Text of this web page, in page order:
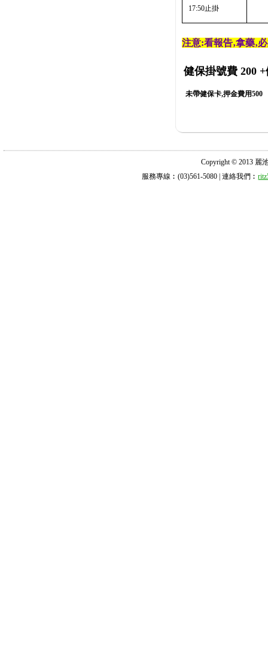
17:50止掛
注意:看報告‚拿藥‚
健保掛號費 200 +
未帶健保卡,押金費用500
Copyright © 2013 麗
服務專線︰(03)561-5080 | 連絡我們︰